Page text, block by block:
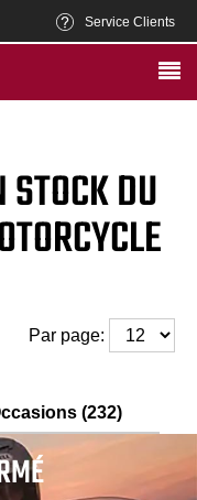
Service Clients
DU
Par page:
(232)